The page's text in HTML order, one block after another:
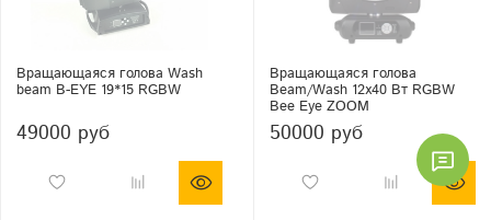
Вращающаяся голова Wash
beam B-EYE 19*15 RGBW
49000 руб
Вращающаяся голова
Beam/Wash 12x40 Вт RGBW
Bee Eye ZOOM
50000 руб